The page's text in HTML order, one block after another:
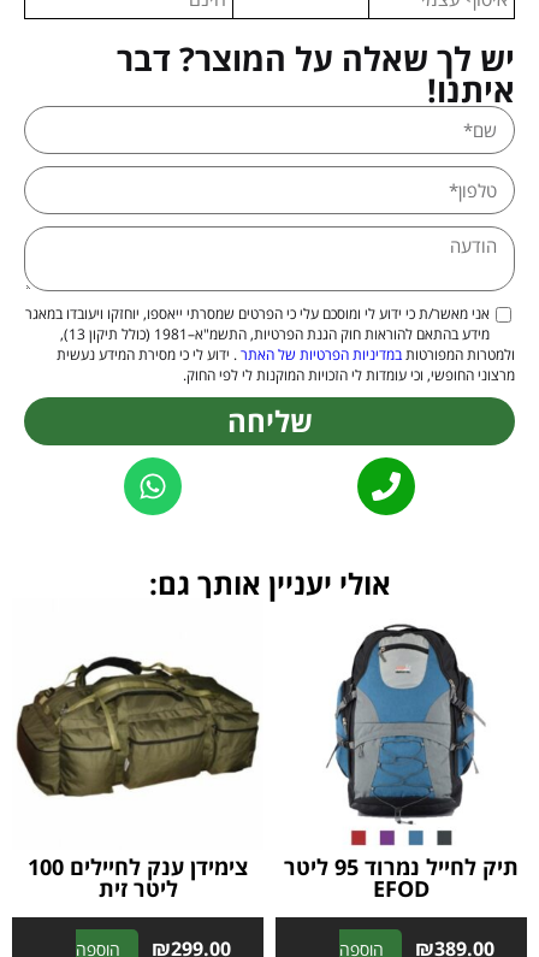
יש לך שאלה על המוצר? דבר
איתנו!
אני מאשר/ת כי ידוע לי ומוסכם עלי כי הפרטים שמסרתי ייאספו, יוחזקו ויעובדו במאגר
מידע בהתאם להוראות חוק הגנת הפרטיות, התשמ"א–1981 (כולל תיקון 13),
ולמטרות המפורטותבמדיניות הפרטיות של האתר. ידוע לי כי מסירת המידע נעשית
מרצוני החופשי, וכי עומדות לי הזכויות המוקנות לי לפי החוק.
שליחה
אולי יעניין אותך גם:
תיק לחייל נמרוד 95 ליטר
EFOD
₪389.00 הוספה
צימידן ענק לחיילים 100
ליטר זית
₪299.00 הוספה